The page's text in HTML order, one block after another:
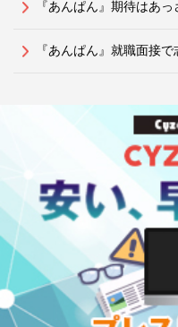
『あんぱん』期待はあ
『あんぱん』就職面接